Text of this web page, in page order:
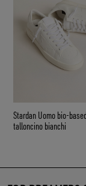
Stardan Uomo bio-
talloncino bianchi